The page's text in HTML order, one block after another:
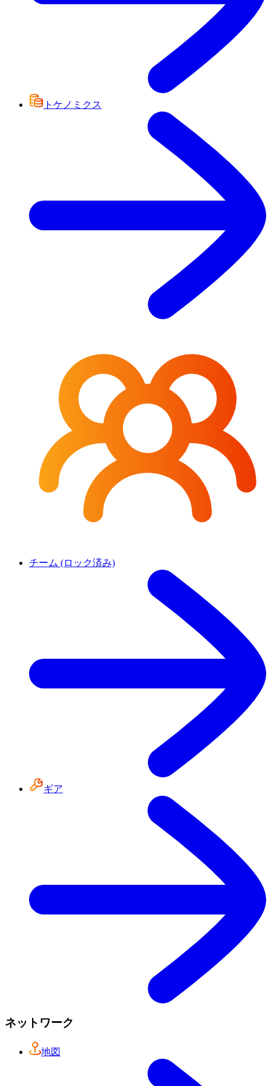
トケノミクス
チーム (ロック済み)
ギア
ネットワーク
地図